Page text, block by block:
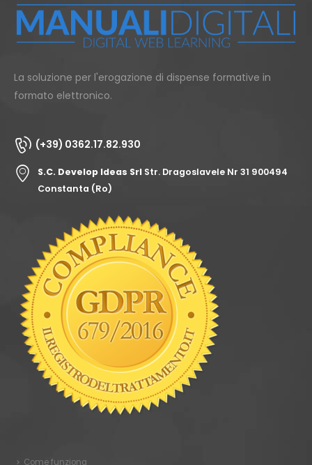
La soluzione per l'erogazione di dispense formative in
formato elettronico.
(+39) 0362.17.82.930
S.C. Develop Ideas Srl Str. Dragoslavele Nr 31 900494
Constanta (Ro)
Come funziona